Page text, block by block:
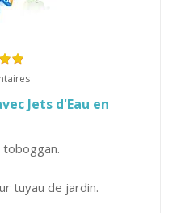
Jets d'Eau en
tuyau de jardin.